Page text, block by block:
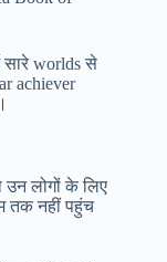
सारे worlds से
achiever
उन लोगों के लिए
तक नहीं पहुंच